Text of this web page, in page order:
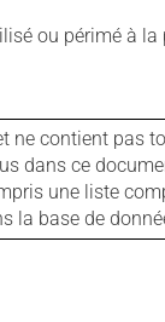
ou périmé à
ne contient pas
dans ce
une liste
base de